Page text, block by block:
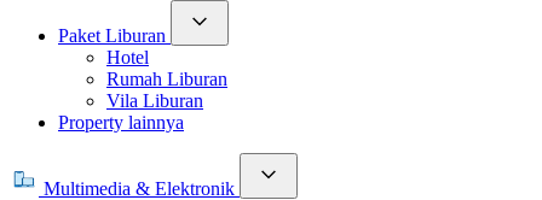
Paket Liburan
Hotel
Rumah Liburan
Vila Liburan
Property lainnya
Multimedia & Elektronik